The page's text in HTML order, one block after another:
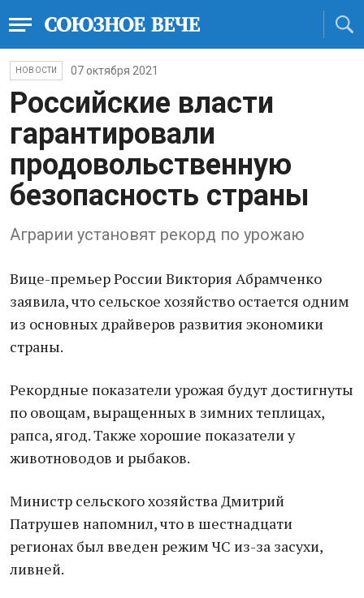
НОВОСТИ 07 октября 2021
Российские власти
гарантировали
продовольственную
безопасность страны
Аграрии установят рекорд по урожаю
Вице-премьер России Виктория Абрамченко
заявила, что сельское хозяйство остается одним
из основных драйверов развития экономики
страны.
Рекордные показатели урожая будут достигнуты
по овощам, выращенных в зимних теплицах,
рапса, ягод. Также хорошие показатели у
животноводов и рыбаков.
Министр сельского хозяйства Дмитрий
Патрушев напомнил, что в шестнадцати
регионах был введен режим ЧС из-за засухи,
ливней.